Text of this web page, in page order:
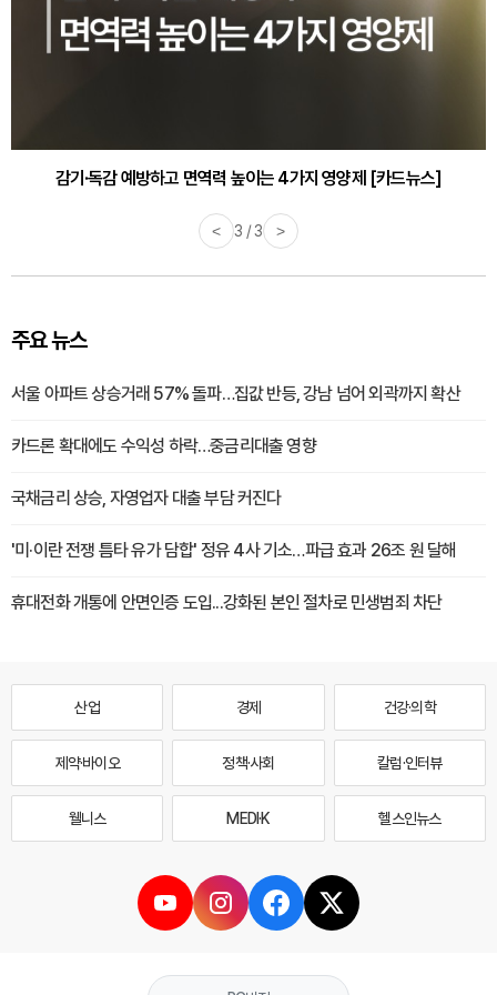
감기·독감 예방하고 면역력 높이는 4가지 영양제 [카드뉴스]
< 3 / 3 >
주요 뉴스
서울 아파트 상승거래 57% 돌파…집값 반등, 강남 넘어 외곽까지 확산
카드론 확대에도 수익성 하락…중금리대출 영향
국채금리 상승, 자영업자 대출 부담 커진다
'미·이란 전쟁 틈타 유가 담합' 정유 4사 기소…파급 효과 26조 원 달해
휴대전화 개통에 안면인증 도입...강화된 본인 절차로 민생범죄 차단
산업 경제 건강·의학
제약·바이오 정책·사회 칼럼·인터뷰
웰니스 MEDI·K 헬스인뉴스